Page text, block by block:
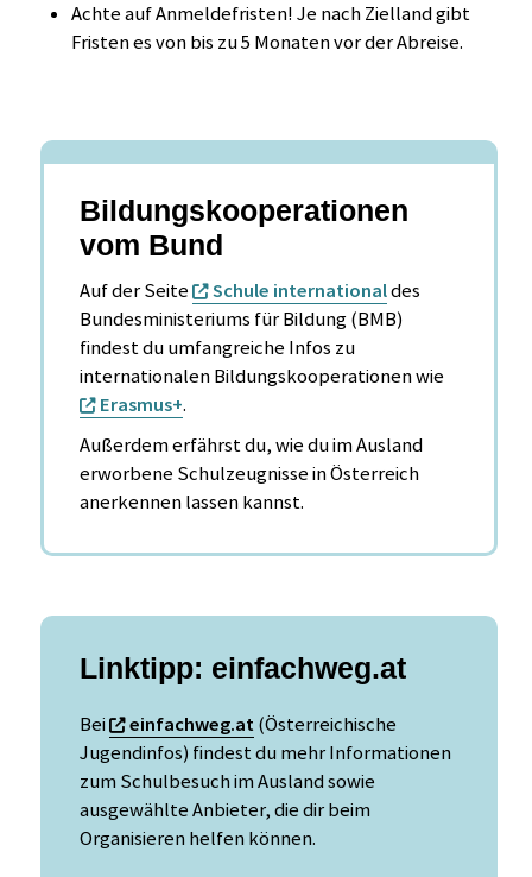
Achte auf Anmeldefristen! Je nach Zielland gibt
Fristen es von bis zu 5 Monaten vor der Abreise.
Bildungskooperationen
vom Bund
Auf der Seite Schule internationaldes
Bundesministeriums für Bildung (BMB)
findest du umfangreiche Infos zu
internationalen Bildungskooperationen wie
Erasmus+.
Außerdem erfährst du, wie du im Ausland
erworbene Schulzeugnisse in Österreich
anerkennen lassen kannst.
Linktipp: einfachweg.at
Bei einfachweg.at(Österreichische
Jugendinfos) findest du mehr Informationen
zum Schulbesuch im Ausland sowie
ausgewählte Anbieter, die dir beim
Organisieren helfen können.